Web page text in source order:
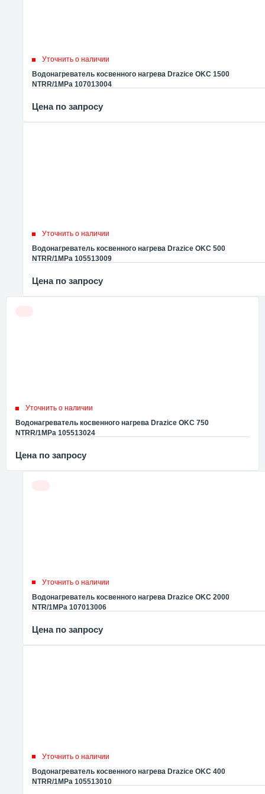
Уточнить о наличии
Водонагреватель косвенного нагрева Drazice OKC 1500
NTRR/1MPa 107013004
Цена по запросу
Уточнить о наличии
Водонагреватель косвенного нагрева Drazice OKC 500
NTRR/1MPa 105513009
Цена по запросу
Уточнить о наличии
Водонагреватель косвенного нагрева Drazice OKC 750
NTRR/1MPa 105513024
Цена по запросу
Уточнить о наличии
Водонагреватель косвенного нагрева Drazice OKC 2000
NTR/1MPa 107013006
Цена по запросу
Уточнить о наличии
Водонагреватель косвенного нагрева Drazice OKC 400
NTRR/1MPa 105513010